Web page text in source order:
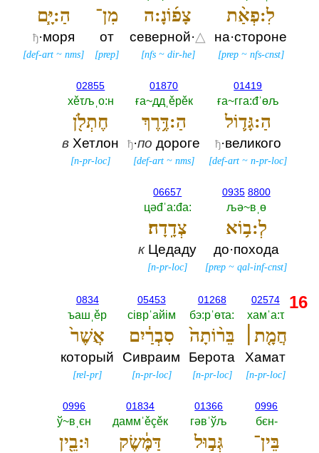
לִ:פְאַ֨ת
на·стороне
[prep~ nfs-cnst]
צָפ֜וֹנָ:ה
северной·△
[nfs~ dir-he]
מִן־
от
[prep]
הַ:יָּ֧ם
ђ·моря
[def-art ~nms]
01419
ға~гга:đˈөљ
הַ:גָּד֛וֹל
ђ·великого
[def-art ~n-pr-loc]
01870
ға~ддˌěрěк
הַ:דֶּ֥רֶךְ
ђ·по дороге
[def-art ~nms]
02855
хěτљˌо:н
חֶתְלֹ֖ן
в Хетлон
[n-pr-loc]
0935 8800
љә~вˌө
לְ:ב֥וֹא
до·похода
[prep ~qal-inf-cnst]
06657
цәđˈа:đа:‎
צְדָֽדָה׃
кЦедаду
[n-pr-loc]
02574
хамˈа:τ
חֲמָ֤ת׀
Хамат
[n-pr-loc]
01268
бэ:рˈөτа:‎
בֵּר֨וֹתָה֙
Берота
[n-pr-loc]
05453
сiврˈайiм
סִבְרַ֔יִם
Сивраим
[n-pr-loc]
0834
ъашˌěр
אֲשֶׁר֙
который
[rel-pr]
0996
бєн-‎
בֵּין־
01366
гәвˈўљ
גְּב֣וּל
01834
даммˈěçěк
דַּמֶּ֔שֶׂק
0996
ў~вˌєн
וּ:בֵ֖ין
16